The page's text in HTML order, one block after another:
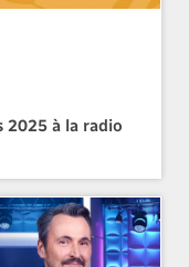
2025 à la radio